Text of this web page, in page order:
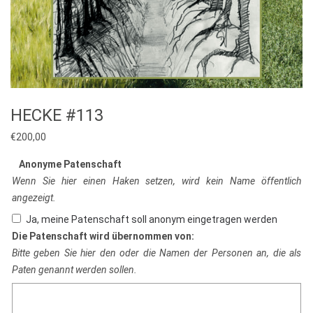
HECKE #113
€200,00
Anonyme Patenschaft
Wenn Sie hier einen Haken setzen, wird kein Name öffentlich
angezeigt.
Ja, meine Patenschaft soll anonym eingetragen werden
Die Patenschaft wird übernommen von:
Bitte geben Sie hier den oder die Namen der Personen an, die als
Paten genannt werden sollen.